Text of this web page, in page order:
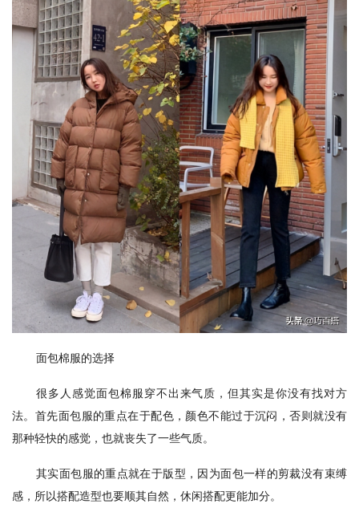
面包棉服的选择
很多人感觉面包棉服穿不出来气质，但其实是你没有找对方
法。首先面包服的重点在于配色，颜色不能过于沉闷，否则就没有
那种轻快的感觉，也就丧失了一些气质。
其实面包服的重点就在于版型，因为面包一样的剪裁没有束缚
感，所以搭配造型也要顺其自然，休闲搭配更能加分。